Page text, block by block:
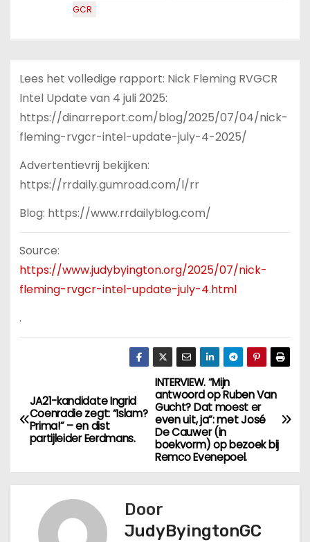
GCR
Lees het volledige rapport: Nick Fleming RVGCR
Intel Update van 4 juli 2025:
https://dinarreport.com/blog/2025/07/04/nick-
fleming-rvgcr-intel-update-july-4-2025/
Advertentievrij bekijken:
https://rrdaily.gumroad.com/l/rr
Blog: https://www.rrdailyblog.com/
Source:
https://www.judybyington.org/2025/07/nick-
fleming-rvgcr-intel-update-july-4.html
.
B
e
INTERVIEW. “Mijn
antwoord op Ruben Van
Gucht? Dat moest er
even uit, ja”: met José
De Cauwer (in
boekvorm) op bezoek bij
Remco Evenepoel.
JA21-kandidate Ingrid
Coenradie zegt: “Islam?
Prima!” – en dist
partijleider Eerdmans.
Door
JudyByingtonGC